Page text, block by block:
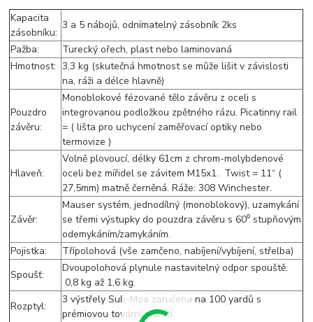
Kapacita
zásobníku:
3 a 5 nábojů, odnímatelný zásobník 2ks
Pažba:
Turecký ořech, plast nebo laminovaná
Hmotnost: 3,3 kg (skutečná hmotnost se může lišit v závislosti
na, ráži a délce hlavně)
Pouzdro
závěru:
Monoblokové fézované tělo závěru z oceli s
integrovanou podložkou zpětného rázu. Picatinny rail
= ( lišta pro uchycení zaměřovací optiky nebo
termovize )
Hlaveň:
Volně plovoucí, délky 61cm z chrom-molybdenové
oceli bez mířidel se závitem M15x1. Twist = 11“ (
27,5mm) matně černěná. Ráže: 308 Winchester.
Závěr:
Mauser systém, jednodílný (monoblokový), uzamykání
se třemi výstupky do pouzdra závěru s 60⁰ stupňovým
odemykáním/zamykáním.
Pojistka:
Třípolohová (vše zamčeno, nabíjení/vybíjení, střelba)
Spoušť:
Dvoupolohová plynule nastavitelný odpor spouště:
0,8 kg až 1,6 kg.
Rozptyl:
3 výstřely Sub-Moa zaručena na 100 yardů s
prémiovou tovární municí.